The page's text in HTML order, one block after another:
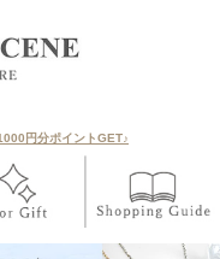
円分ポイントGET♪